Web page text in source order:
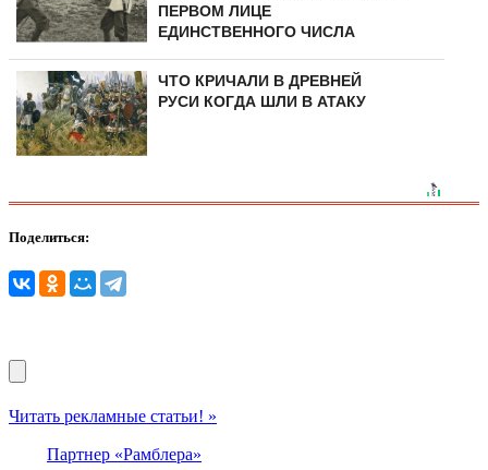
ПЕРВОМ ЛИЦЕ
ЕДИНСТВЕННОГО ЧИСЛА
ЧТО КРИЧАЛИ В ДРЕВНЕЙ
РУСИ КОГДА ШЛИ В АТАКУ
Поделиться:
Читать рекламные статьи! »
Партнер «Рамблера»